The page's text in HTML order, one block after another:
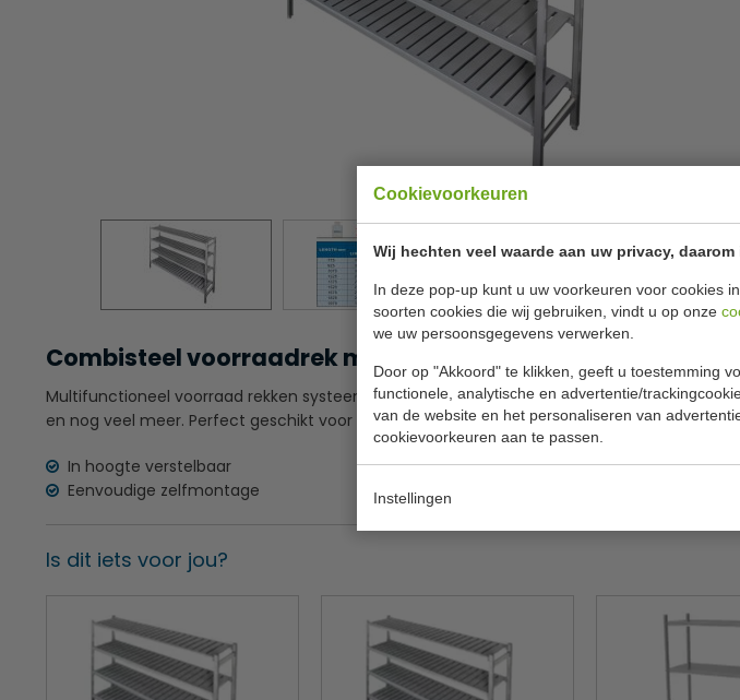
Cookievoorkeuren
Wij hechten veel waarde aan uw privacy,
In deze pop-up kunt u uw voorkeuren voor cookies
soorten cookies die wij gebruiken, vindt u op onze
we uw persoonsgegevens verwerken.
Door op "Akkoord" te klikken, geeft u toestemming
functionele, analytische en advertentie/
van de website en het personaliseren van
cookievoorkeuren aan te passen.
Instellingen
Combisteel voorraadrek met 4 schappen 92.5 x 45 x H170
Multifunctioneel voorraad rekken systeem, ideaal voor het opslaan van
en nog veel meer. Perfect geschikt voor kleine ruimtes.
In hoogte verstelbaar
Eenvoudige zelfmontage
Is dit iets voor jou?